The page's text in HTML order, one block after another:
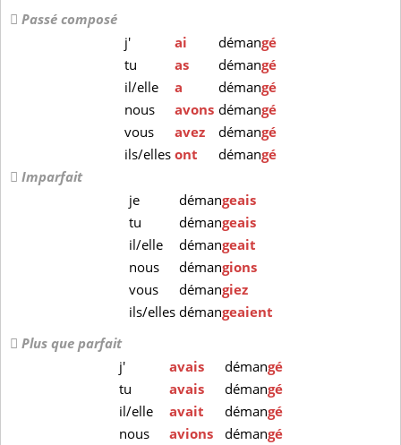
Passé composé
j'
ai démangé
tu
as démangé
il/elle
a démangé
nous
avons démangé
vous
avez démangé
ils/ellesont démangé
Imparfait
je
démangeais
tu
démangeais
il/elle
démangeait
nous
démangions
vous
démangiez
ils/elles démangeaient
Plus que parfait
j'
avais démangé
tu
avais démangé
il/elle
avait démangé
nous
avions démangé